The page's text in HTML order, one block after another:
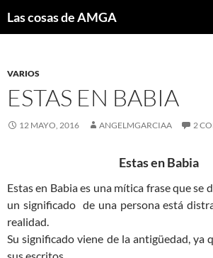
Las cosas de AMGA
VARIOS
ESTAS EN BABIA
12 MAYO, 2016 ANGELMGARCIAA 2
Estas en Babia
Estas en Babia es una mítica frase que se
un significado de una persona está
realidad.
Su significado viene de la antigüedad, ya